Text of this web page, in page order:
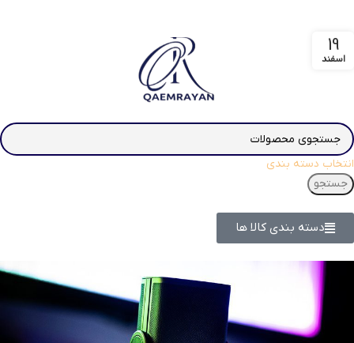
انتخاب دسته بندی
جستجو
دسته بندی کالا ها
19
اسفند